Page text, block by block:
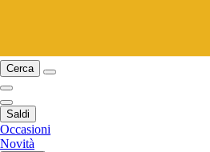
Cerca
Saldi
Occasioni
Novità